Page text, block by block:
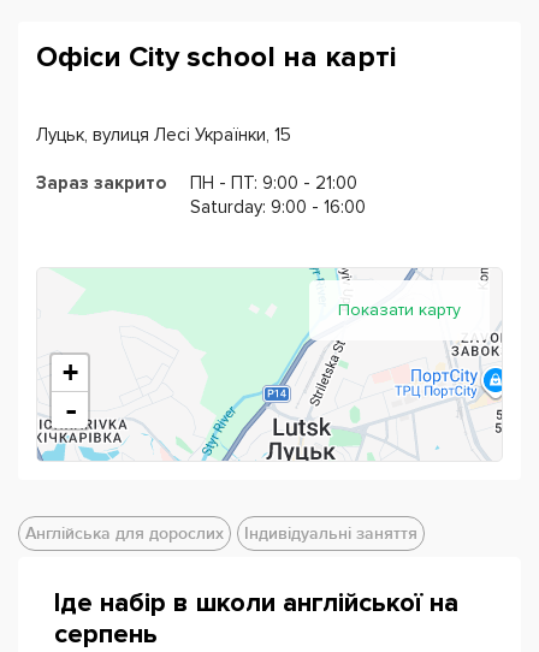
Угорщину, Грецію та не мають наміру зупинятися !
Офіси City school на карті
Луцьк, вулиця Лесі Українки, 15
Зараз закрито
ПН - ПТ: 9:00 - 21:00
Saturday: 9:00 - 16:00
Показати карту
+
-
Англійська для дорослих Індивідуальні заняття
Іде набір в школи англійської на
серпень